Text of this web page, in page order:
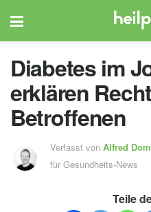
Diabetes im
erklären
Betroffenen
Verfasst vonAlfred
für Gesundheits-News
Teile